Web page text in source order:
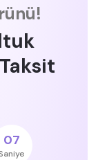
07
Saniye